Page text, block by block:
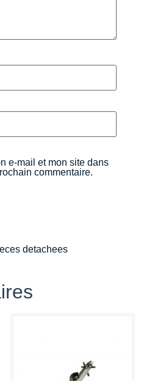
e-mail et mon site dans
commentaire.
detachees